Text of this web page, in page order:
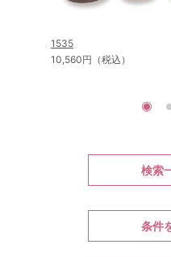
1535
10,560円（税込）
検索
条件